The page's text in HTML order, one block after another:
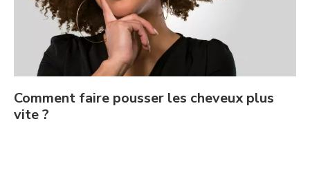
Comment faire pousser les cheveux plus
vite ?